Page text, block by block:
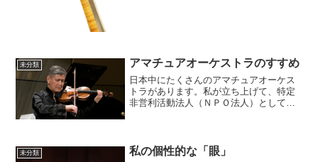
未分類 アマチュアオーケストラのすすめ
日本中にたくさんのアマチュアオーケス
トラがあります。私が立ち上げて、特定
非営利活動法人（ＮＰＯ法人）として認
が、実はあまり実態は知られ...
未分類 私の個性的な「眼」